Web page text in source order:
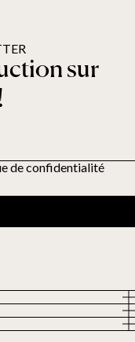
sur
de confidentialité